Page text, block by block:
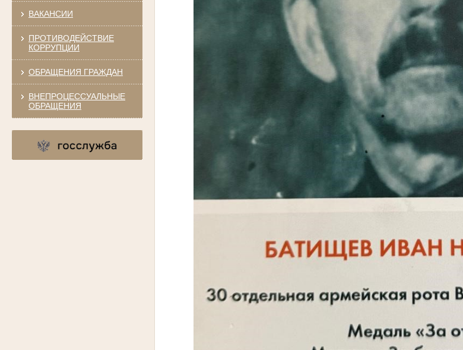
ВАКАНСИИ
ПРОТИВОДЕЙСТВИЕ
КОРРУПЦИИ
ОБРАЩЕНИЯ ГРАЖДАН
ВНЕПРОЦЕССУАЛЬНЫЕ
ОБРАЩЕНИЯ